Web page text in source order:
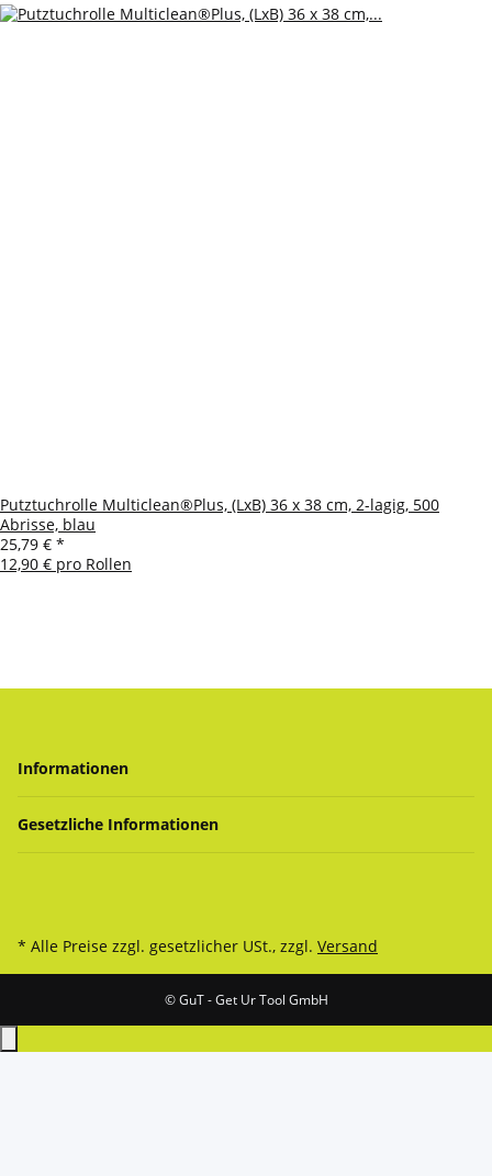
Putztuchrolle Multiclean®Plus, (LxB) 36 x 38 cm, 2-lagig, 500
Abrisse, blau
25,79 € *
12,90 € pro Rollen
Informationen
Gesetzliche Informationen
* Alle Preise zzgl. gesetzlicher USt., zzgl. Versand
© GuT - Get Ur Tool GmbH